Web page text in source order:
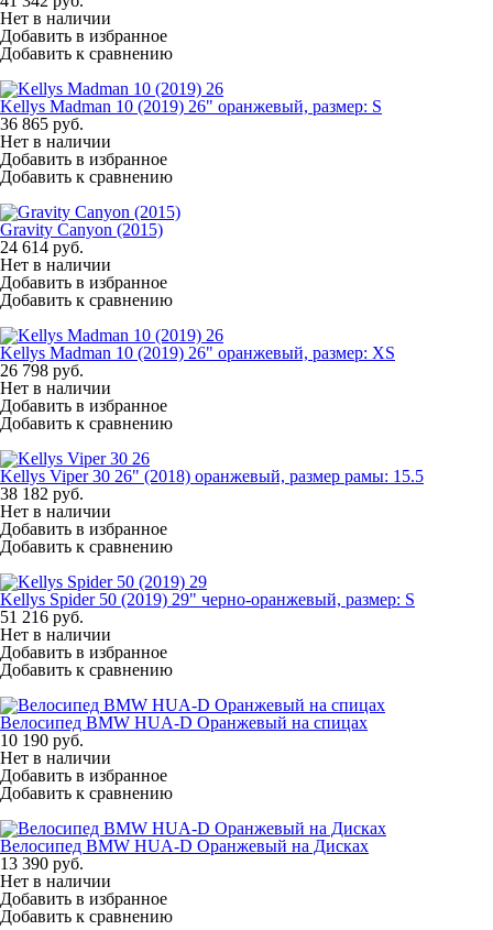
Нет в наличии
Добавить в избранное
Добавить к сравнению
Kellys Madman 10 (2019) 26" оранжевый, размер: S
36 865 руб.
Нет в наличии
Добавить в избранное
Добавить к сравнению
Gravity Canyon (2015)
24 614 руб.
Нет в наличии
Добавить в избранное
Добавить к сравнению
Kellys Madman 10 (2019) 26" оранжевый, размер: XS
26 798 руб.
Нет в наличии
Добавить в избранное
Добавить к сравнению
Kellys Viper 30 26" (2018) оранжевый, размер рамы: 15.5
38 182 руб.
Нет в наличии
Добавить в избранное
Добавить к сравнению
Kellys Spider 50 (2019) 29" черно-оранжевый, размер: S
51 216 руб.
Нет в наличии
Добавить в избранное
Добавить к сравнению
Велосипед BMW HUA-D Оранжевый на спицах
10 190 руб.
Нет в наличии
Добавить в избранное
Добавить к сравнению
Велосипед BMW HUA-D Оранжевый на Дисках
13 390 руб.
Нет в наличии
Добавить в избранное
Добавить к сравнению